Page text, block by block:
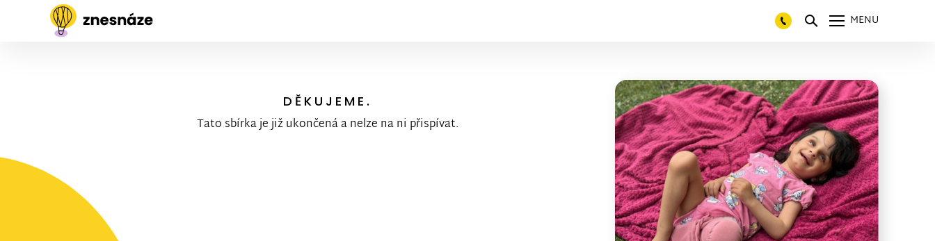
MENU
DĚKUJEME.
Tato sbírka je již ukončená a nelze na ni přispívat.